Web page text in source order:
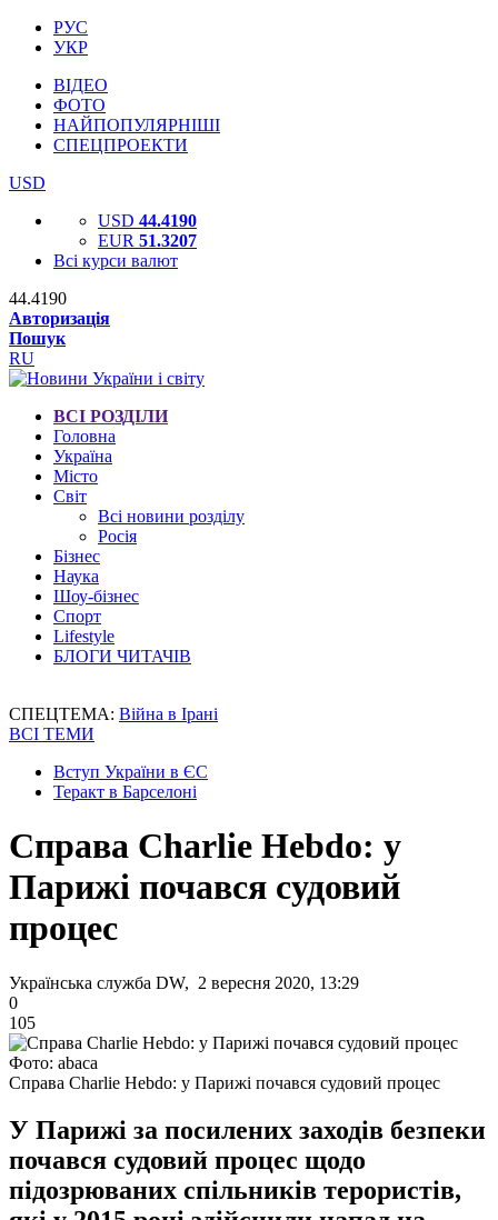
РУС
УКР
ВІДЕО
ФОТО
НАЙПОПУЛЯРНІШІ
СПЕЦПРОЕКТИ
USD
USD 44.4190
EUR 51.3207
Всі курси валют
44.4190
Авторизація
Пошук
RU
ВСІ РОЗДІЛИ
Головна
Україна
Місто
Світ
Всі новини розділу
Росія
Бізнес
Наука
Шоу-бізнес
Спорт
Lifestyle
БЛОГИ ЧИТАЧІВ
СПЕЦТЕМА: Війна в Ірані
ВСІ ТЕМИ
Вступ України в ЄС
Теракт в Барселоні
Справа Charlie Hebdo: у
Парижі почався судовий
процес
Українська служба DW, 2 вересня 2020, 13:29
0
105
Фото: abaca
Справа Charlie Hebdo: у Парижі почався судовий процес
У Парижі за посилених заходів безпеки
почався судовий процес щодо
підозрюваних спільників терористів,